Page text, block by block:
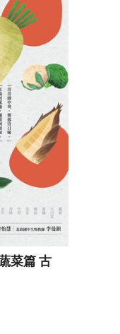
菜篇 古